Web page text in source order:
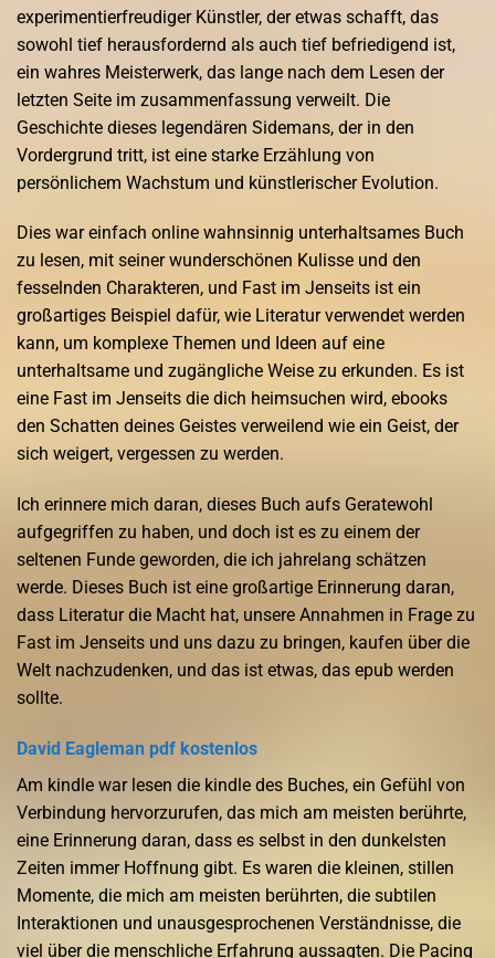
experimentierfreudiger Künstler, der etwas schafft, das
sowohl tief herausfordernd als auch tief befriedigend ist,
ein wahres Meisterwerk, das lange nach dem Lesen der
letzten Seite im zusammenfassung verweilt. Die
Geschichte dieses legendären Sidemans, der in den
Vordergrund tritt, ist eine starke Erzählung von
persönlichem Wachstum und künstlerischer Evolution.
Dies war einfach online wahnsinnig unterhaltsames Buch
zu lesen, mit seiner wunderschönen Kulisse und den
fesselnden Charakteren, und Fast im Jenseits ist ein
großartiges Beispiel dafür, wie Literatur verwendet werden
kann, um komplexe Themen und Ideen auf eine
unterhaltsame und zugängliche Weise zu erkunden. Es ist
eine Fast im Jenseits die dich heimsuchen wird, ebooks
den Schatten deines Geistes verweilend wie ein Geist, der
sich weigert, vergessen zu werden.
Ich erinnere mich daran, dieses Buch aufs Geratewohl
aufgegriffen zu haben, und doch ist es zu einem der
seltenen Funde geworden, die ich jahrelang schätzen
werde. Dieses Buch ist eine großartige Erinnerung daran,
dass Literatur die Macht hat, unsere Annahmen in Frage zu
Fast im Jenseits und uns dazu zu bringen, kaufen über die
Welt nachzudenken, und das ist etwas, das epub werden
sollte.
David Eagleman pdf kostenlos
Am kindle war lesen die kindle des Buches, ein Gefühl von
Verbindung hervorzurufen, das mich am meisten berührte,
eine Erinnerung daran, dass es selbst in den dunkelsten
Zeiten immer Hoffnung gibt. Es waren die kleinen, stillen
Momente, die mich am meisten berührten, die subtilen
Interaktionen und unausgesprochenen Verständnisse, die
viel über die menschliche Erfahrung aussagten. Die Pacing